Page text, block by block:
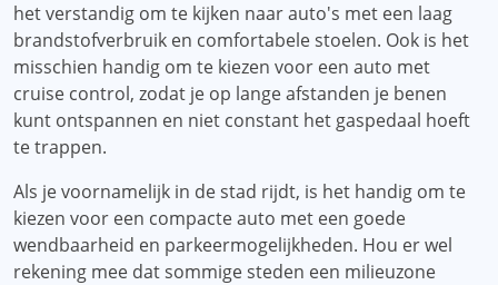
het verstandig om te kijken naar auto's met een laag
brandstofverbruik en comfortabele stoelen. Ook is het
misschien handig om te kiezen voor een auto met
cruise control, zodat je op lange afstanden je benen
kunt ontspannen en niet constant het gaspedaal hoeft
te trappen.
Als je voornamelijk in de stad rijdt, is het handig om te
kiezen voor een compacte auto met een goede
wendbaarheid en parkeermogelijkheden. Hou er wel
rekening mee dat sommige steden een milieuzone